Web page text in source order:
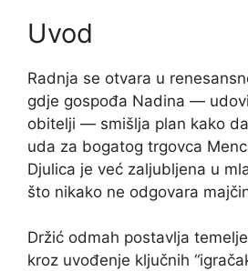
Uvod
Radnja se otvara u
gdje gospođa Nadina —
obitelji — smišlja plan kako
uda za bogatog trgovca
Djulica je već zaljubljena u
što nikako ne odgovara
Držić odmah postavlja
kroz uvođenje ključnih